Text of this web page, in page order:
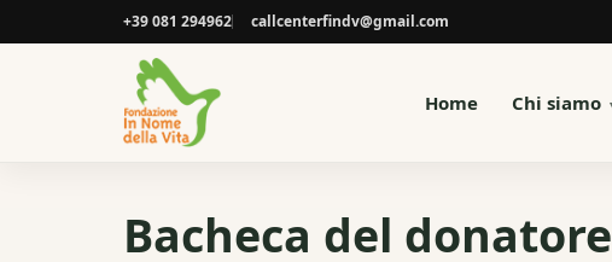
+39 081 294962 callcenterfindv@gmail.com
Home Chi siamo
Bacheca del donatore